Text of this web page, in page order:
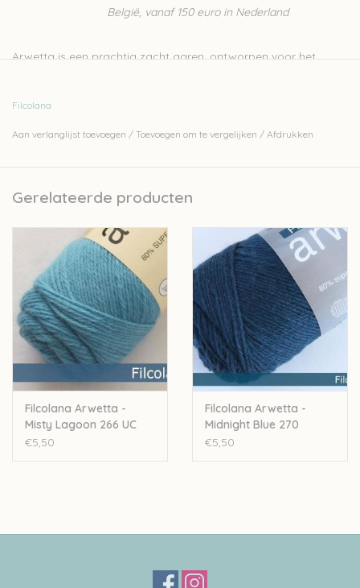
België, vanaf 150 euro in Nederland
Arwetta is een prachtig zacht garen, ontworpen voor het
sokkengaren is.
50gr - 210m
Stekenverhouding: 28 a 32 steken voor 10cm
Machinewasbaar
Let op: de kleur op beeld kan afwijken van de werkelijke kleur.
Filcolana
Aan verlanglijst toevoegen / Toevoegen om te vergelijken / Afdrukken
Gerelateerde producten
Filcolana Arwetta -
Misty Lagoon 266 UC
€5,50
Filcolana Arwetta -
Midnight Blue 270
€5,50